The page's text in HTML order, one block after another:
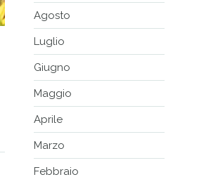
Agosto
Luglio
Giugno
Maggio
Aprile
Marzo
Febbraio